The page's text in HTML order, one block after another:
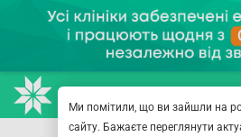
Ми помітили, що ви зайшли на
сайту. Бажаєте переглянути